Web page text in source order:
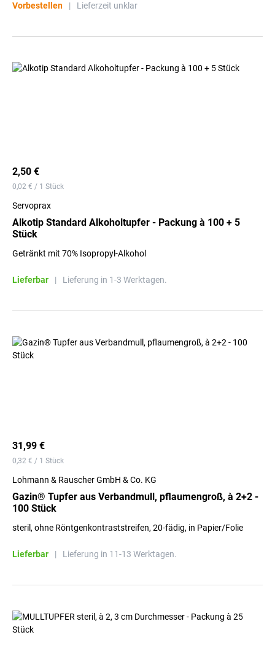
Vorbestellen | Lieferzeit unklar
2,50 €
0,02 € / 1 Stück
Servoprax
Alkotip Standard Alkoholtupfer - Packung à 100 + 5
Stück
Getränkt mit 70% Isopropyl-Alkohol
Lieferbar | Lieferung in 1-3 Werktagen.
31,99 €
0,32 € / 1 Stück
Lohmann & Rauscher GmbH & Co. KG
Gazin® Tupfer aus Verbandmull, pflaumengroß, à 2+2 -
100 Stück
steril, ohne Röntgenkontraststreifen, 20-fädig, in Papier/Folie
Lieferbar | Lieferung in 11-13 Werktagen.